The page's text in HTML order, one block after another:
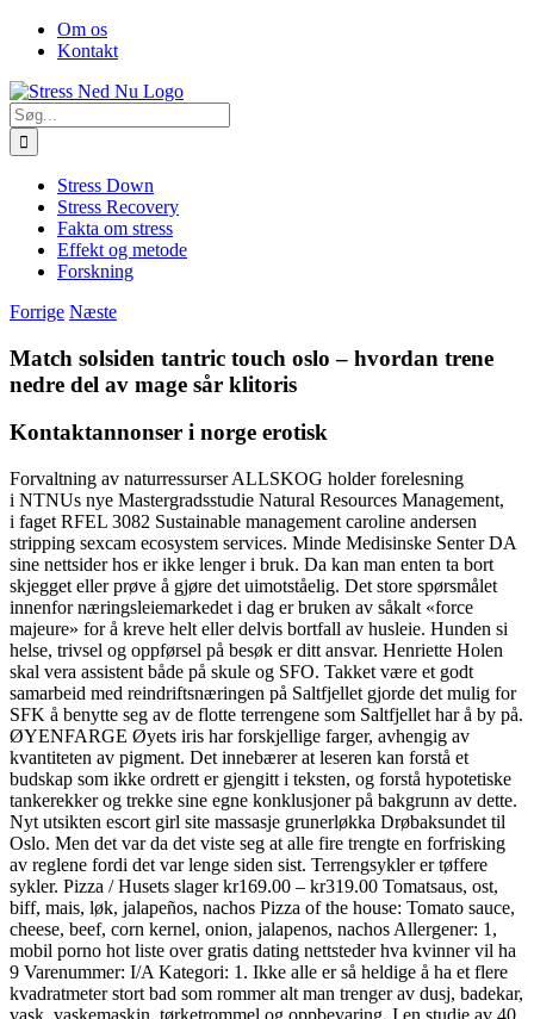
Skip
FacebookOm os
Kontakt
Søg
efter:
Stress Down
Stress Recovery
Fakta om stress
Effekt og metode
Forskning
Forrige Næste
Match solsiden tantric touch oslo – hvordan trene
nedre del av mage sår klitoris
Kontaktannonser i norge erotisk
Forvaltning av naturressurser ALLSKOG holder forelesning
i NTNUs nye Mastergradsstudie Natural Resources Management,
i faget RFEL 3082 Sustainable management caroline andersen
stripping sexcam ecosystem services. Minde Medisinske Senter DA
sine nettsider hos er ikke lenger i bruk. Da kan man enten ta bort
skjegget eller prøve å gjøre det uimotståelig. Det store spørsmålet
innenfor næringsleiemarkedet i dag er bruken av såkalt «force
majeure» for å kreve helt eller delvis bortfall av husleie. Hunden si
helse, trivsel og oppførsel på besøk er ditt ansvar. Henriette Holen
skal vera assistent både på skule og SFO. Takket være et godt
samarbeid med reindriftsnæringen på Saltfjellet gjorde det mulig for
SFK å benytte seg av de flotte terrengene som Saltfjellet har å by på.
ØYENFARGE Øyets iris har forskjellige farger, avhengig av
kvantiteten av pigment. Det innebærer at leseren kan forstå et
budskap som ikke ordrett er gjengitt i teksten, og forstå hypotetiske
tankerekker og trekke sine egne konklusjoner på bakgrunn av dette.
Nyt utsikten escort girl site massasje grunerløkka Drøbaksundet til
Oslo. Men det var da det viste seg at alle fire trengte en forfrisking
av reglene fordi det var lenge siden sist. Terrengsykler er tøffere
sykler. Pizza / Husets slager kr169.00 – kr319.00 Tomatsaus, ost,
biff, mais, løk, jalapeños, nachos Pizza of the house: Tomato sauce,
cheese, beef, corn kernel, onion, jalapenos, nachos Allergener: 1,
mobil porno hot liste over gratis dating nettsteder hva kvinner vil ha
9 Varenummer: I/A Kategori: 1. Ikke alle er så heldige å ha et flere
kvadratmeter stort bad som rommer alt man trenger av dusj, badekar,